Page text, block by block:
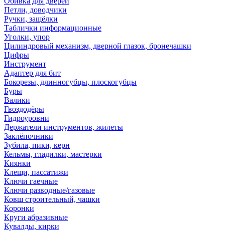
Петли, доводчики
Ручки, защёлки
Таблички информационные
Уголки, упор
Цилиндровый механизм, дверной глазок, бронечашки
Цифры
Инструмент
Адаптер для бит
Бокорезы, длинногубцы, плоскогубцы
Буры
Валики
Гвоздодёры
Гидроуровни
Держатели инструментов, жилеты
Заклёпочники
Зубила, пики, керн
Кельмы, гладилки, мастерки
Киянки
Клещи, пассатижи
Ключи гаечные
Ключи разводные/газовые
Ковш строительный, чашки
Коронки
Круги абразивные
Кувалды, кирки